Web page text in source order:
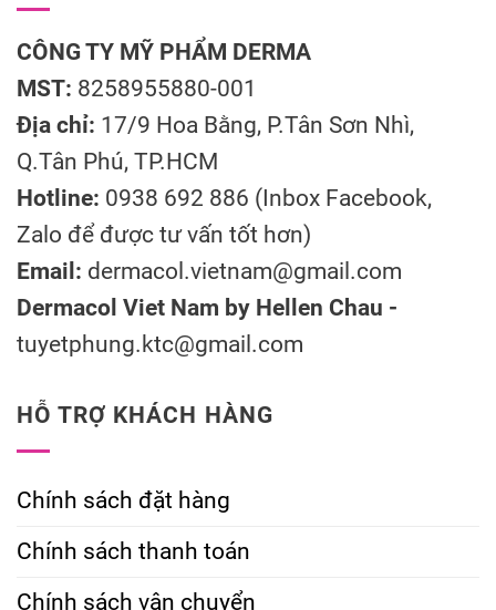
CÔNG TY MỸ PHẨM DERMA
MST: 8258955880-001
Địa chỉ: 17/9 Hoa Bằng, P.Tân Sơn Nhì,
Q.Tân Phú, TP.HCM
Hotline: 0938 692 886 (Inbox Facebook,
Zalo để được tư vấn tốt hơn)
Email: dermacol.vietnam@gmail.com
Dermacol Viet Nam by Hellen Chau -
tuyetphung.ktc@gmail.com
HỖ TRỢ KHÁCH HÀNG
Chính sách đặt hàng
Chính sách thanh toán
Chính sách vận chuyển